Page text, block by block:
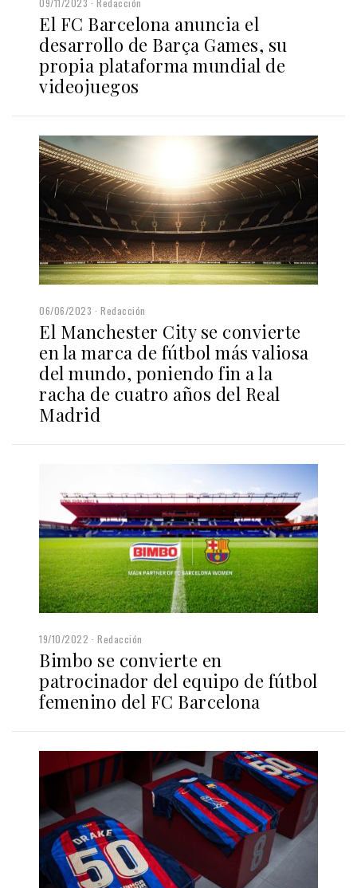
El FC Barcelona anuncia el
desarrollo de Barça Games, su
propia plataforma mundial de
videojuegos
06/06/2023 Redacción
El Manchester City se convierte
en la marca de fútbol más valiosa
del mundo, poniendo fin a la
racha de cuatro años del Real
Madrid
19/10/2022 Redacción
Bimbo se convierte en
patrocinador del equipo de fútbol
femenino del FC Barcelona